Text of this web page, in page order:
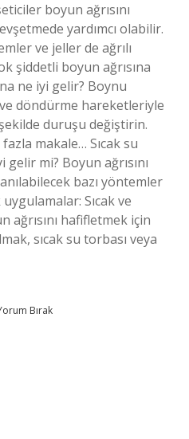
boyun ağrısını
yardımcı olabilir.
ve jeller de ağrılı
şiddetli boyun ağrısına
ne iyi gelir? Boynu
döndürme hareketleriyle
duruşu değiştirin.
makale… Sıcak su
gelir mi? Boyun ağrısını
bazı yöntemler
Sıcak ve
hafifletmek için
sıcak su torbası veya
Bırak